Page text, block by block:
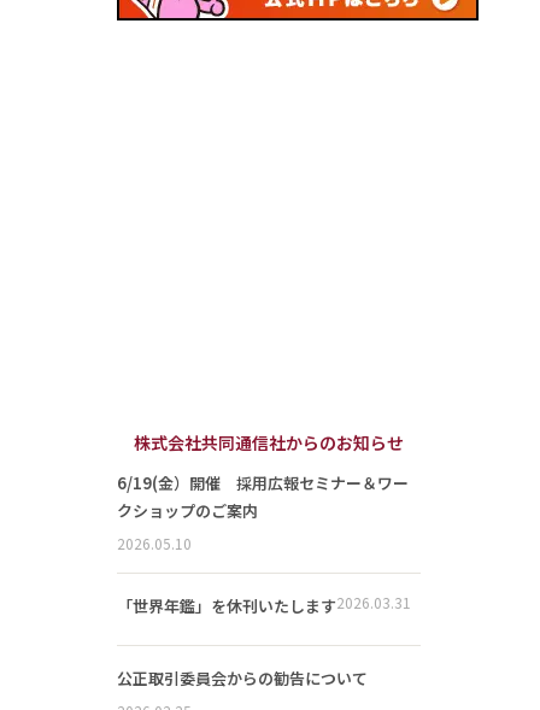
株式会社共同通信社からのお知らせ
6/19(金）開催 採用広報セミナー＆ワー
クショップのご案内
2026.05.10
「世界年鑑」を休刊いたします2026.03.31
公正取引委員会からの勧告について